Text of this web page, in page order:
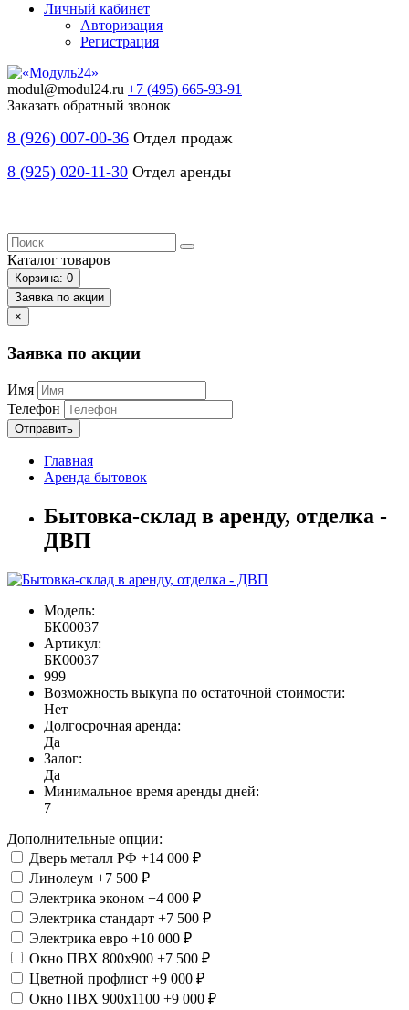
Личный кабинет
Авторизация
Регистрация
modul@modul24.ru +7 (495) 665-93-91
Заказать обратный звонок
8 (926) 007-00-36 Отдел продаж
8 (925) 020-11-30 Отдел аренды
Каталог товаров
Корзина: 0
Заявка по акции
×
Заявка по акции
Имя
Телефон
Отправить
Главная
Аренда бытовок
Бытовка-склад в аренду, отделка -
ДВП
Модель:
БК00037
Артикул:
БК00037
999
Возможность выкупа по остаточной стоимости:
Нет
Долгосрочная аренда:
Да
Залог:
Да
Минимальное время аренды дней:
7
Дополнительные опции:
Дверь металл РФ +14 000 ₽
Линолеум +7 500 ₽
Электрика эконом +4 000 ₽
Электрика стандарт +7 500 ₽
Электрика евро +10 000 ₽
Окно ПВХ 800х900 +7 500 ₽
Цветной профлист +9 000 ₽
Окно ПВХ 900х1100 +9 000 ₽